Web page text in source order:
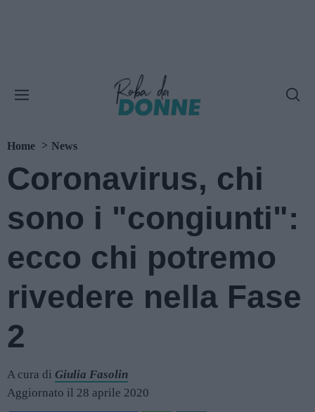
Home News
Coronavirus, chi
sono i "congiunti":
ecco chi potremo
rivedere nella Fase
2
A cura di Giulia Fasolin
Aggiornato il 28 aprile 2020